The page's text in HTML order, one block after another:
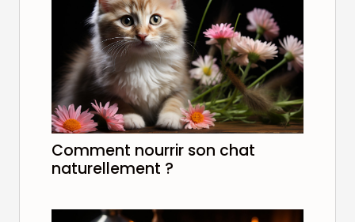
Comment nourrir son chat
naturellement ?